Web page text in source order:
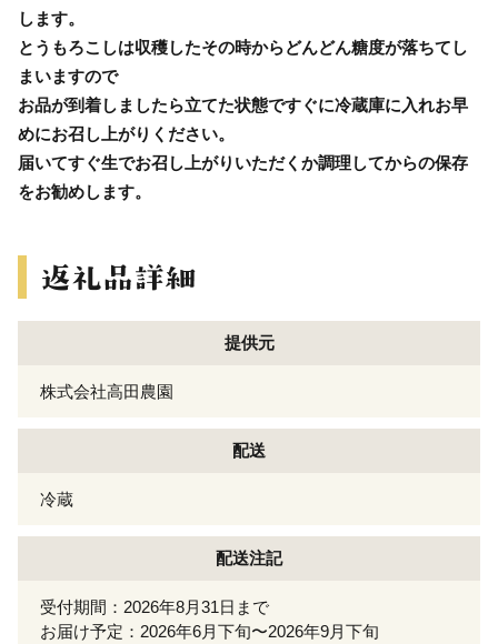
します。
とうもろこしは収穫したその時からどんどん糖度が落ちてし
まいますので
お品が到着しましたら立てた状態ですぐに冷蔵庫に入れお早
めにお召し上がりください。
届いてすぐ生でお召し上がりいただくか調理してからの保存
をお勧めします。
提供元
株式会社高田農園
配送
冷蔵
配送注記
受付期間：2026年8月31日まで
お届け予定：2026年6月下旬〜2026年9月下旬